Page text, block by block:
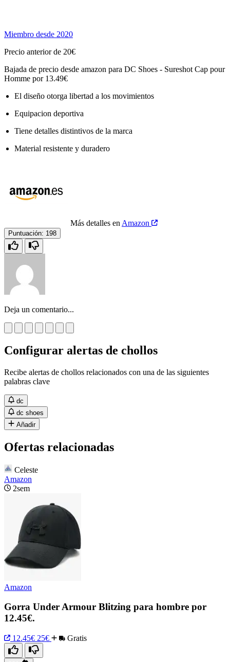
Miembro desde 2020
Precio anterior de 20€
Bajada de precio desde amazon para DC Shoes - Sureshot Cap pour
Homme por 13.49€
El diseño otorga libertad a los movimientos
Equipacion deportiva
Tiene detalles distintivos de la marca
Material resistente y duradero
Más detalles en Amazon
Puntuación: 198
Deja un comentario...
Configurar alertas de chollos
Recibe alertas de chollos relacionados con una de las siguientes
palabras clave
dc
dc shoes
Añadir
Ofertas relacionadas
Celeste
Amazon
2sem
Amazon
Gorra Under Armour Blitzing para hombre por
12.45€.
12.45€ 25€ Gratis